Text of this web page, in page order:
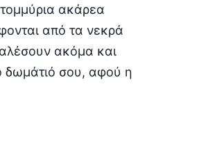
ακάρεα
από τα νεκρά
ακόμα και
δωμάτιό σου, αφού η